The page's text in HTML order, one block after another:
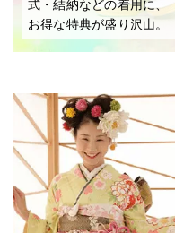
式・結納などの着用に、
お得な特典が盛り沢山。